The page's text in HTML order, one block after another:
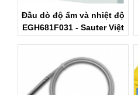
Đầu dò độ ẩm và nhiệt độ
EGH681F031 - Sauter Việt